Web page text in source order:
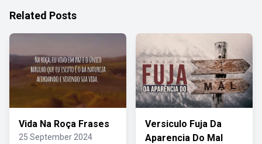
Related Posts
Vida Na Roça Frases
25 September 2024
Versiculo Fuja Da
Aparencia Do Mal